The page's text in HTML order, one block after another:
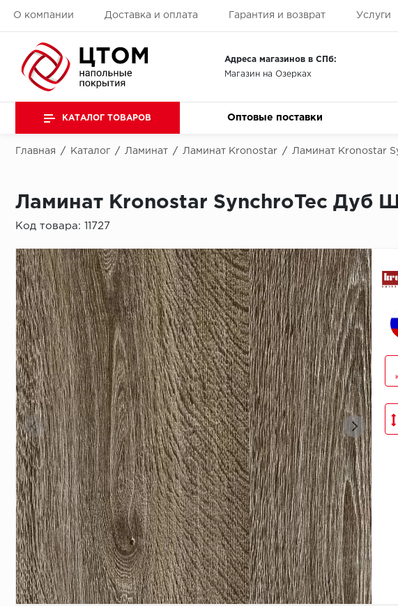
О компании Доставка и оплата Гарантия и возврат Услуги
Адреса магазинов в СПб:
Магазин на Озерках
КАТАЛОГ ТОВАРОВ Оптовые поставки
Главная / Каталог / Ламинат / Ламинат Kronostar / Ламинат Kronostar
Ламинат Kronostar SynchroTec Дуб
Код товара: 11727